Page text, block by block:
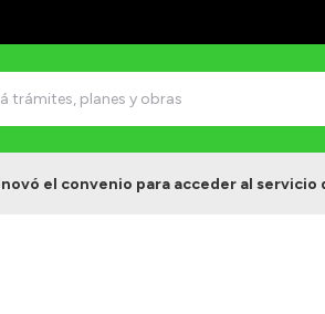
el convenio para acceder al servicio